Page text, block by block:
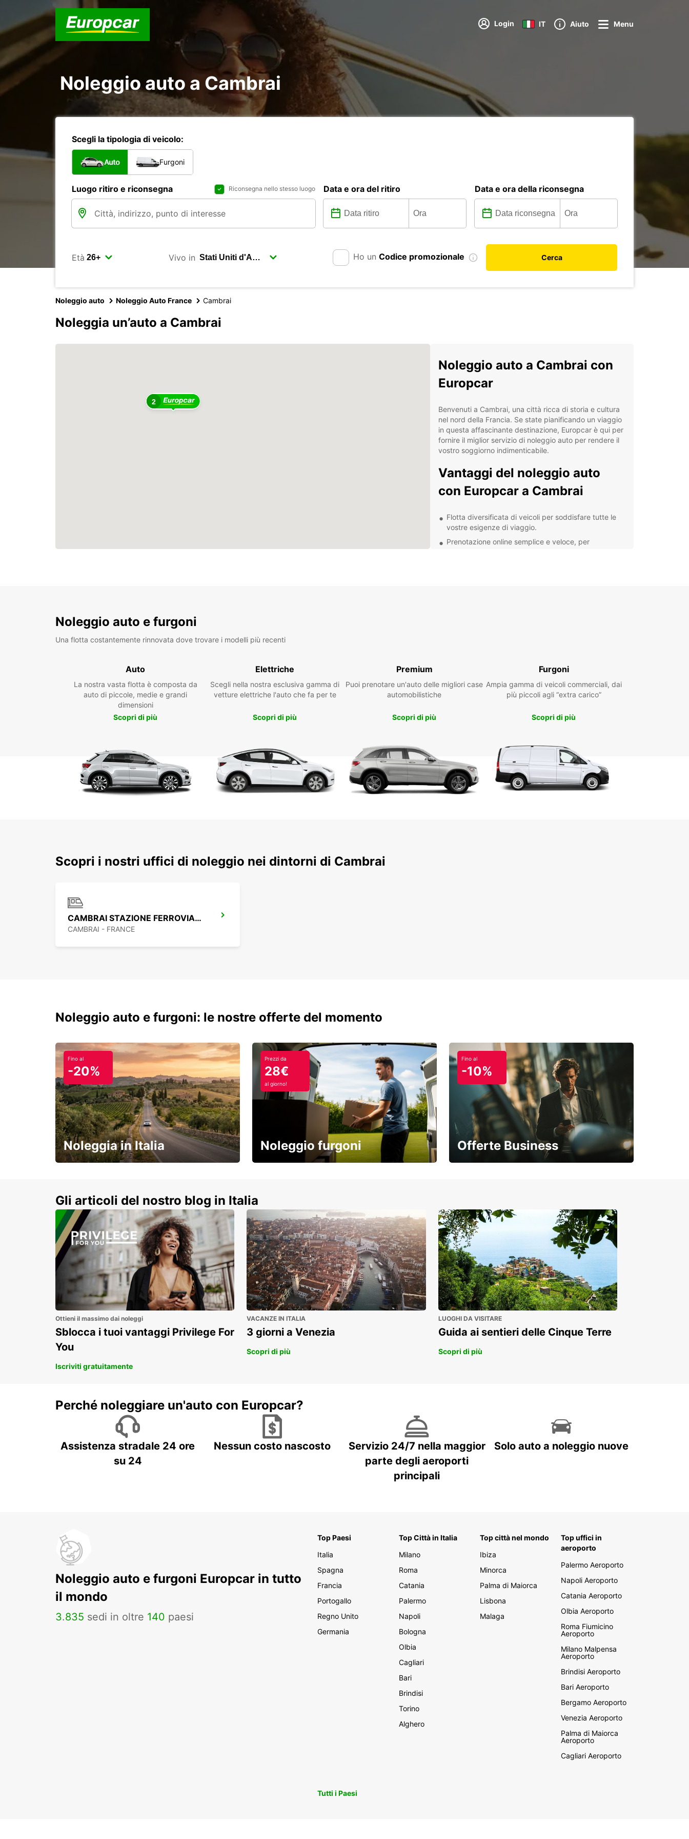
Login IT Aiuto Menu
Noleggio auto a Cambrai
Scegli la tipologia di veicolo:
Auto Furgoni
Luogo ritiro e riconsegna Riconsegna nello stesso luogo Data e ora del ritiro Data e ora della riconsegna
Età Vivo in Ho un Codice promozionale Cerca
Noleggio auto Noleggio Auto France Cambrai
Noleggia un’auto a Cambrai
2
Noleggio auto a Cambrai con
Europcar
Benvenuti a Cambrai, una città ricca di storia e cultura
nel nord della Francia. Se state pianificando un viaggio
in questa affascinante destinazione, Europcar è qui per
fornire il miglior servizio di noleggio auto per rendere il
vostro soggiorno indimenticabile.
Vantaggi del noleggio auto
con Europcar a Cambrai
Flotta diversificata di veicoli per soddisfare tutte le
vostre esigenze di viaggio.
Prenotazione online semplice e veloce, per
Con la vostra auto a noleggio Europcar, avete la libertà
di esplorare ogni angolo di Cambrai e dintorni a vostro
Dame, passeggiare per le pittoresche strade del centro
Non perdete l'occasione di visitare anche i bellissimi
dintorni di Cambrai, come il suggestivo Parco Naturale
Regionale dell'Avesnois o le affascinanti cittadine
medievali della regione.
Noleggio auto e furgoni
Una flotta costantemente rinnovata dove trovare i modelli più recenti
Auto
La nostra vasta flotta è composta da
auto di piccole, medie e grandi
dimensioni
Scopri di più
Elettriche
Scegli nella nostra esclusiva gamma di
vetture elettriche l'auto che fa per te
Scopri di più
Premium
Puoi prenotare un'auto delle migliori case
automobilistiche
Scopri di più
Furgoni
Ampia gamma di veicoli commerciali, dai
più piccoli agli “extra carico”
Scopri di più
Scopri i nostri uffici di noleggio nei dintorni di Cambrai
CAMBRAI STAZIONE FERROVIARIA
CAMBRAI - FRANCE
Noleggio auto e furgoni: le nostre offerte del momento
Fino al
-20%
Noleggia in Italia
Prezzi da
28€
al giorno!
Noleggio furgoni
Fino al
-10%
Offerte Business
Gli articoli del nostro blog in Italia
Ottieni il massimo dai noleggi
Sblocca i tuoi vantaggi Privilege For
You
Iscriviti gratuitamente
VACANZE IN ITALIA
3 giorni a Venezia
Scopri di più
LUOGHI DA VISITARE
Guida ai sentieri delle Cinque Terre
Scopri di più
Perché noleggiare un'auto con Europcar?
Assistenza stradale 24 ore
su 24
Nessun costo nascosto
Servizio 24/7 nella maggior
parte degli aeroporti
principali
Solo auto a noleggio nuove
Noleggio auto e furgoni Europcar in tutto
il mondo
3.835 sedi in oltre 140 paesi
Top Paesi
Italia
Spagna
Francia
Portogallo
Regno Unito
Germania
Top Città in Italia
Milano
Roma
Catania
Palermo
Napoli
Bologna
Olbia
Cagliari
Bari
Brindisi
Torino
Alghero
Top città nel mondo
Ibiza
Minorca
Palma di Maiorca
Lisbona
Malaga
Top uffici in
aeroporto
Palermo Aeroporto
Napoli Aeroporto
Catania Aeroporto
Olbia Aeroporto
Roma Fiumicino
Aeroporto
Milano Malpensa
Aeroporto
Brindisi Aeroporto
Bari Aeroporto
Bergamo Aeroporto
Venezia Aeroporto
Palma di Maiorca
Aeroporto
Cagliari Aeroporto
Tutti i Paesi